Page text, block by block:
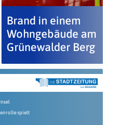
Brand in einem
Wohngebäude am
Grünewalder Berg
spielt